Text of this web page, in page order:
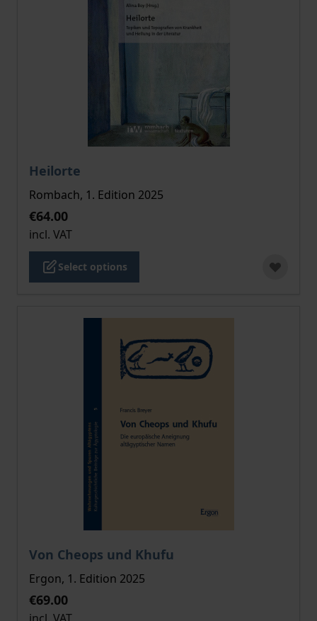
Heilorte
The price depends on the options chosen on the
Rombach, 1. Edition 2025
€64.00
incl. VAT
Select options
Von Cheops und Khufu
The price depends on the options chosen on the
Ergon, 1. Edition 2025
€69.00